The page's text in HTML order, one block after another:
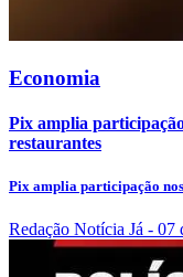
Economia
Pix amplia
restaurantes
Pix amplia participação
Redação Notícia Já - 07